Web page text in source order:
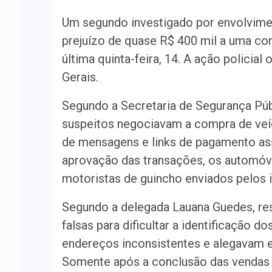
Um segundo investigado por
prejuízo de quase R$ 400 mil a uma
última quinta-feira, 14. A ação policial
Gerais.
Segundo a Secretaria de Segurança
suspeitos negociavam a compra de
de mensagens e links de pagamento
aprovação das transações, os
motoristas de guincho enviados pelos
Segundo a delegada Lauana Guedes,
falsas para dificultar a identificação
endereços inconsistentes e alegavam
Somente após a conclusão das